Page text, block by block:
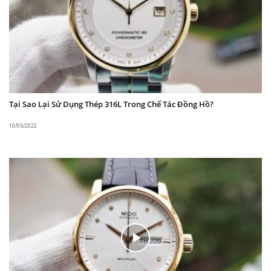
chuyển động nhịp nhàng bên trong bộ máy. Đây có
lẽ là mẫu đồng hồ lộ máy được nhiều anh em thích
Kiểu máy: Máy Máy Automatic Caliber F6T22 (đầy
đủ chức năng lên cót tay và hacking stop). Bộ máy
này cho phép sản phẩm hoạt động ở mức độ ổn
Tại Sao Lại Sử Dụng Thép 316L Trong Chế Tác Đồng Hồ?
10/05/2022